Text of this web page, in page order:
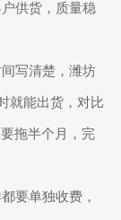
供货，质量稳
写清楚，潍坊
就能出货，对比
拖半个月，完
要单独收费，